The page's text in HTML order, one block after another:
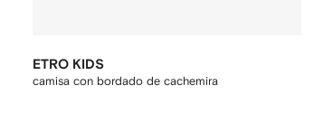
ETRO KIDS
camisa con bordado de cachemira